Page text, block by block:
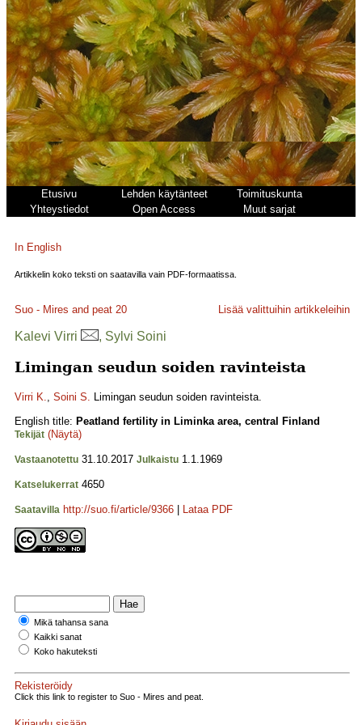
Etusivu Lehden käytänteet
Toimituskunta
Yhteystiedot
Open Access Muut sarjat
In English
Artikkelin koko teksti on saatavilla vain PDF-formaatissa.
Suo - Mires and peat 20 Lisää valittuihin artikkeleihin
Kalevi Virri , Sylvi Soini
Limingan seudun soiden ravinteista
Virri K., Soini S. Limingan seudun soiden ravinteista.
English title: Peatland fertility in Liminka area, central Finland
Tekijät (Näytä)
Vastaanotettu 31.10.2017 Julkaistu 1.1.1969
Katselukerrat 4650
Saatavilla http://suo.fi/article/9366 Lataa PDF
Mikä tahansa sana
Kaikki sanat
Koko hakuteksti
Rekisteröidy
Click this link to register to Suo - Mires and peat.